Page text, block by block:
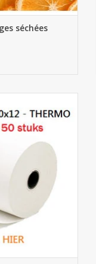
séchées
PANIER